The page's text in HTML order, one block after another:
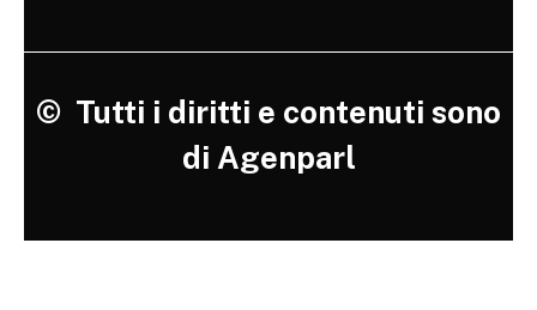
© Tutti i diritti e contenuti sono
di Agenparl